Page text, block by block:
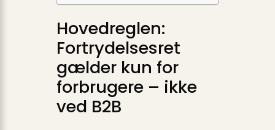
Hovedreglen:
Fortrydelsesret
gælder kun for
forbrugere – ikke
ved B2B